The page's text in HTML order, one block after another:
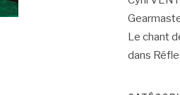
Le chant
dans